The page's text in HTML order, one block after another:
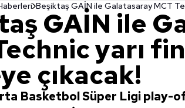
GAİN ile
yarı
çıkacak!
Basketbol Süper Ligi play-